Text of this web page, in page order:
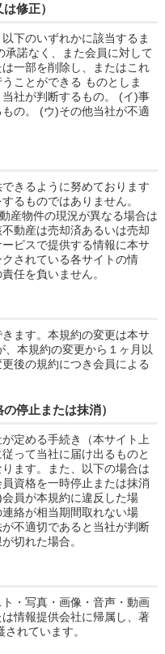
修正）
下のいずれかに該当するま
承諾なく、また会員に対して
一部を削除し、またはこれ
ことができる ものとしま
社が判断するもの。 (イ)事
の。 (ウ)その他当社が不適
きるように努めております
るものではありません。
産物件の現況が異なる場合は
動産は売却済あるいは売却
ビスで提供する情報に本サ
されている各サイトの情
任を負いません。
ます。本規約の変更は本サ
本規約の変更から１ヶ月以
後の規約につき会員による
停止または抹消）
定める手続き（本サイト上
って当社に届け出るものと
ます。また、以下の場合は
資格を一時停止または抹消
員が本規約に違反した場
絡が相当期間取れない場
不適切であると当社が判断
切れた場合。
・写真・画像・音声・動画
情報提供会社に帰属し、著
れています。